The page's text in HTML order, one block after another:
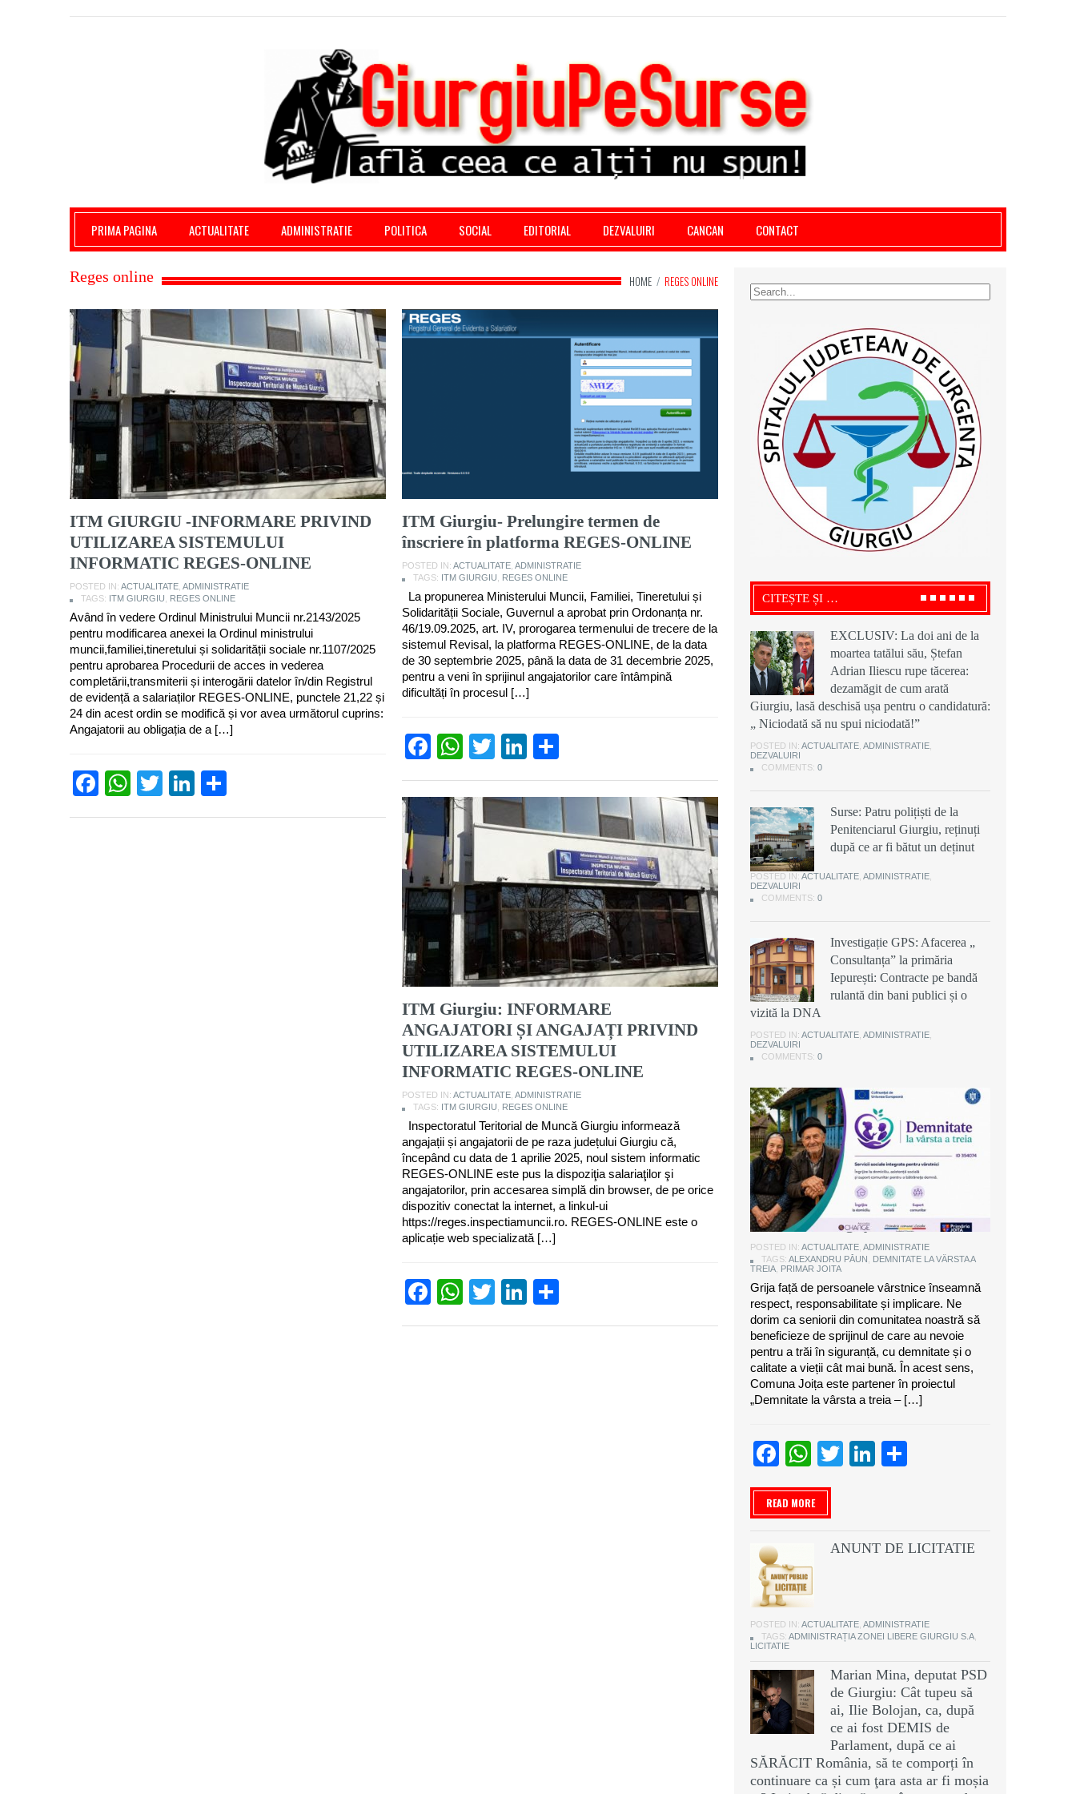
Giurgiu Pe Surse – actualitate giurgiu, administratie giurgiu, stiri politice, social economic, editoriale giurgiu, dezvaluiri, soc, cancan, stiri locale
PRIMA PAGINA
ACTUALITATE ADMINISTRATIE POLITICA SOCIAL EDITORIAL DEZVALUIRI CANCAN CONTACT
HOME / REGES ONLINE
Reges online
ITM GIURGIU -INFORMARE PRIVIND
UTILIZAREA SISTEMULUI
INFORMATIC REGES-ONLINE
POSTED IN: ACTUALITATE ADMINISTRATIE
TAGS: ITM GIURGIU REGES ONLINE
Având în vedere Ordinul Ministrului Muncii nr.2143/2025
pentru modificarea anexei la Ordinul ministrului
muncii,familiei,tineretului și solidarității sociale nr.1107/2025
pentru aprobarea Procedurii de acces in vederea
completării,transmiterii și interogării datelor în/din Registrul
de evidență a salariaților REGES-ONLINE, punctele 21,22 și
24 din acest ordin se modifică și vor avea următorul cuprins:
Angajatorii au obligația de a […]
Facebook
WhatsApp
TwitterLinkedIn
ITM Giurgiu- Prelungire termen de
înscriere în platforma REGES-ONLINE
POSTED IN: ACTUALITATE ADMINISTRATIE
TAGS: ITM GIURGIU REGES ONLINE
La propunerea Ministerului Muncii, Familiei, Tineretului și
Solidarității Sociale, Guvernul a aprobat prin Ordonanța nr.
46/19.09.2025, art. IV, prorogarea termenului de trecere de la
sistemul Revisal, la platforma REGES-ONLINE, de la data
de 30 septembrie 2025, până la data de 31 decembrie 2025,
pentru a veni în sprijinul angajatorilor care întâmpină
dificultăți în procesul […]
Facebook
WhatsApp
TwitterLinkedIn
ITM Giurgiu: INFORMARE
ANGAJATORI ȘI ANGAJAȚI PRIVIND
UTILIZAREA SISTEMULUI
INFORMATIC REGES-ONLINE
POSTED IN: ACTUALITATE ADMINISTRATIE
TAGS: ITM GIURGIU REGES ONLINE
Inspectoratul Teritorial de Muncă Giurgiu informează
angajații și angajatorii de pe raza județului Giurgiu că,
începând cu data de 1 aprilie 2025, noul sistem informatic
REGES-ONLINE este pus la dispoziţia salariaţilor şi
angajatorilor, prin accesarea simplă din browser, de pe orice
dispozitiv conectat la internet, a linkul-ui
https://reges.inspectiamuncii.ro. REGES-ONLINE este o
aplicație web specializată […]
Facebook
WhatsApp
TwitterLinkedIn
CITEȘTE ȘI …
EXCLUSIV: La doi ani de la
moartea tatălui său, Ștefan
Adrian Iliescu rupe tăcerea:
dezamăgit de cum arată
Giurgiu, lasă deschisă ușa pentru o candidatură:
„ Niciodată să nu spui niciodată!”
POSTED IN: ACTUALITATE ADMINISTRATIE
DEZVALUIRI
COMMENTS: 0
Surse: Patru polițiști de la
Penitenciarul Giurgiu, reținuți
după ce ar fi bătut un deținut
POSTED IN: ACTUALITATE ADMINISTRATIE
DEZVALUIRI
COMMENTS: 0
Investigație GPS: Afacerea „
Consultanța” la primăria
Iepurești: Contracte pe bandă
rulantă din bani publici și o
vizită la DNA
POSTED IN: ACTUALITATE ADMINISTRATIE
DEZVALUIRI
COMMENTS: 0
Alexandru Păun, primarul comunei
Joița: O comunitate puternică este
aceea care are grijă de seniorii săi
POSTED IN: ACTUALITATE ADMINISTRATIE
TAGS: ALEXANDRU PĂUN
DEMNITATE LA VÂRSTA A
TREIA PRIMAR JOITA
Grija față de persoanele vârstnice înseamnă
respect, responsabilitate și implicare. Ne
dorim ca seniorii din comunitatea noastră să
beneficieze de sprijinul de care au nevoie
pentru a trăi în siguranță, cu demnitate și o
calitate a vieții cât mai bună. În acest sens,
Comuna Joița este partener în proiectul
„Demnitate la vârsta a treia – […]
Facebook
WhatsApp
TwitterLinkedIn
READ MORE
ANUNT DE LICITATIE
POSTED IN: ACTUALITATE ADMINISTRATIE
TAGS: ADMINISTRAȚIA ZONEI LIBERE GIURGIU S.A
LICITATIE
Marian Mina, deputat PSD
de Giurgiu: Cât tupeu să
ai, Ilie Bolojan, ca, după
ce ai fost DEMIS de
Parlament, după ce ai
SĂRĂCIT România, să te comporți în
continuare ca și cum ţara asta ar fi moșia